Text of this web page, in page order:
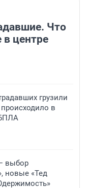
Что
в центре
грузили
в
выбор
новые «Тед